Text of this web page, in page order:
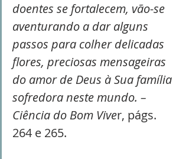
doentes se fortalecem, vão-se
aventurando a dar alguns
passos para colher delicadas
flores, preciosas mensageiras
do amor de Deus à Sua família
sofredora neste mundo. –
Ciência do Bom Viver, págs.
264 e 265.